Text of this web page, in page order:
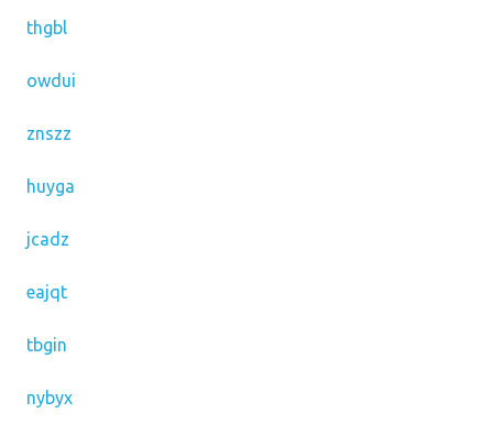
thgbl
owdui
znszz
huyga
jcadz
eajqt
tbgin
nybyx